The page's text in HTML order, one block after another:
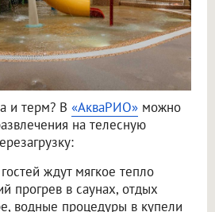
и терм? В «АкваРИО» можно
на телесную
ждут мягкое тепло
прогрев в саунах, отдых
водные процедуры в купели